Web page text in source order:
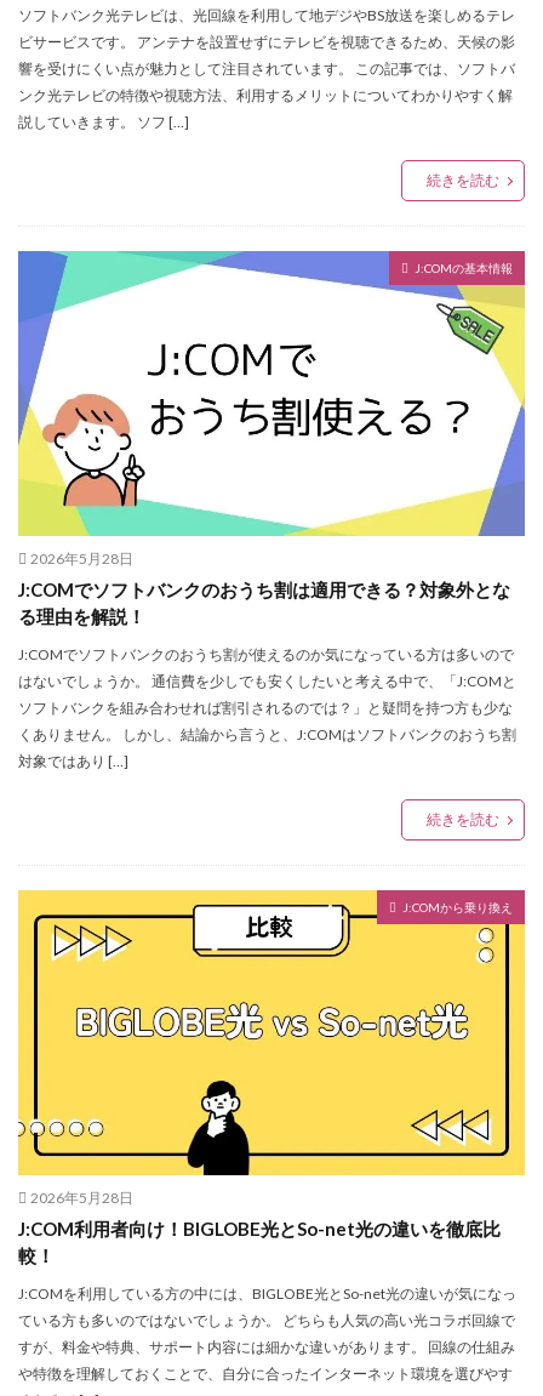
ソフトバンク光テレビは、光回線を利用して地デジやBS放送を楽しめるテレ
ビサービスです。 アンテナを設置せずにテレビを視聴できるため、天候の影
響を受けにくい点が魅力として注目されています。 この記事では、ソフトバ
ンク光テレビの特徴や視聴方法、利用するメリットについてわかりやすく解
説していきます。 ソフ […]
続きを読む
J:COMの基本情報
2026年5月28日
J:COMでソフトバンクのおうち割は適用できる？対象外とな
る理由を解説！
J:COMでソフトバンクのおうち割が使えるのか気になっている方は多いので
はないでしょうか。 通信費を少しでも安くしたいと考える中で、「J:COMと
ソフトバンクを組み合わせれば割引されるのでは？」と疑問を持つ方も少な
くありません。 しかし、結論から言うと、J:COMはソフトバンクのおうち割
対象ではあり […]
続きを読む
J:COMから乗り換え
2026年5月28日
J:COM利用者向け！BIGLOBE光とSo-net光の違いを徹底比
較！
J:COMを利用している方の中には、BIGLOBE光とSo-net光の違いが気になっ
ている方も多いのではないでしょうか。 どちらも人気の高い光コラボ回線で
すが、料金や特典、サポート内容には細かな違いがあります。 回線の仕組み
や特徴を理解しておくことで、自分に合ったインターネット環境を選びやす